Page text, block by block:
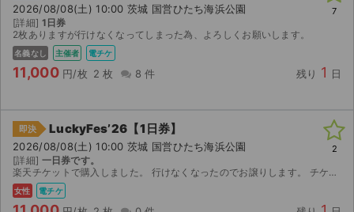
2026/08/08(土) 10:00 茨城 国営ひたち海浜公園
[詳細] 1日券
2枚ありますが行けなくなってしまった為、よろしくお願いします。
名義なし 主催者 電チケ
11,000 円/枚 2 枚 8 件 残り 1 日
7
即決 LuckyFes’26【1日券】
2026/08/08(土) 10:00 茨城 国営ひたち海浜公園
[詳細] 一日券です。
楽天チケットで購入しました。 行けなくなったのでお譲りします。 チケットの渡し方はご相談ください。
女性 電チケ
2